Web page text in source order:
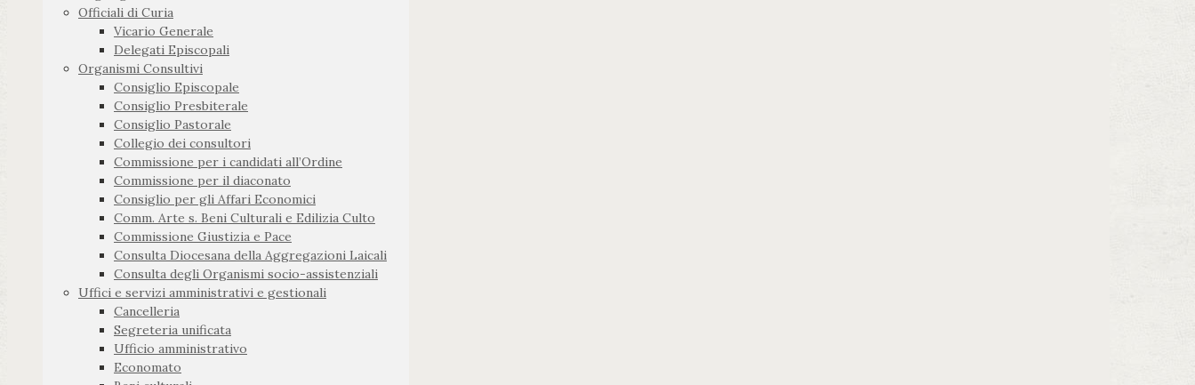
Officiali di Curia
Vicario Generale
Delegati Episcopali
Organismi Consultivi
Consiglio Episcopale
Consiglio Presbiterale
Consiglio Pastorale
Collegio dei consultori
Commissione per i candidati all’Ordine
Commissione per il diaconato
Consiglio per gli Affari Economici
Comm. Arte s. Beni Culturali e Edilizia Culto
Commissione Giustizia e Pace
Consulta Diocesana della Aggregazioni Laicali
Consulta degli Organismi socio-assistenziali
Uffici e servizi amministrativi e gestionali
Cancelleria
Segreteria unificata
Ufficio amministrativo
Economato